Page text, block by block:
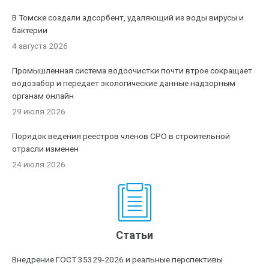
В Томске создали адсорбент, удаляющий из воды вирусы и
бактерии
4 августа 2026
Промышленная система водоочистки почти втрое сокращает
водозабор и передает экологические данные надзорным
органам онлайн
29 июля 2026
Порядок ведения реестров членов СРО в строительной
отрасли изменен
24 июля 2026
Статьи
Внедрение ГОСТ 35329-2026 и реальные перспективы